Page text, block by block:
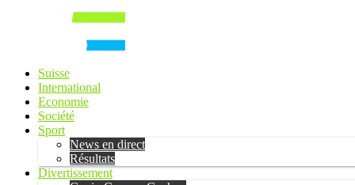
Suisse
International
Economie
Société
Sport
News en direct
Résultats
Divertissement